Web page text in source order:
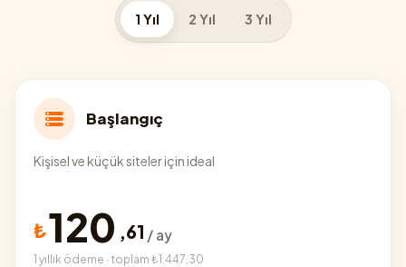
1 Yıl 2 Yıl 3 Yıl
Başlangıç
Kişisel ve küçük siteler için ideal
₺120 ,61 / ay
1 yıllık ödeme · toplam ₺1.447,30